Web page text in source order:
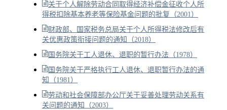
关于个人解除劳动合同取得经济补偿金征收个人所
得税扣除基本养老等保险基金问题的批复（2001）
财政部、国家税务总局关于个人所得税法修改后有
关优惠政策衔接问题的通知（2018）
国务院关于工人退休、退职的暂行办法（1978）
国务院关于严格执行工人退休、退职暂行办法的通
知（1981）
劳动和社会保障部办公厅关于妥善处理劳动关系有
关问题的通知（2003）